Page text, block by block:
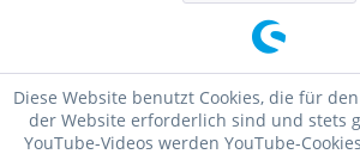
Diese Website benutzt Cookies, die für
der Website erforderlich sind und stets
YouTube-Videos werden YouTube-